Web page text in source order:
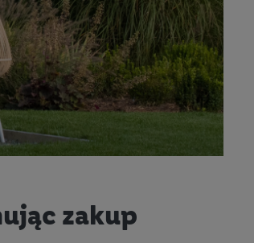
zakup